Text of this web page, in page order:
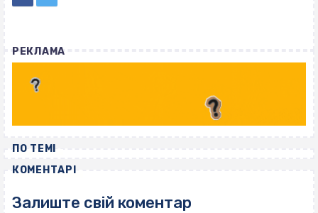
РЕКЛАМА
ПО ТЕМІ
КОМЕНТАРІ
Залиште свій коментар